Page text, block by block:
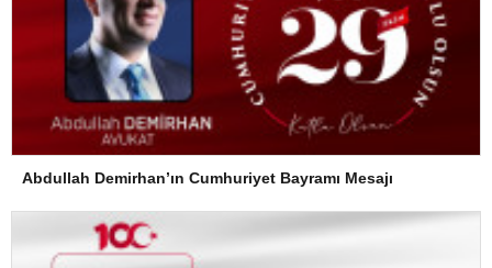
Abdullah Demirhan’ın Cumhuriyet Bayramı Mesajı